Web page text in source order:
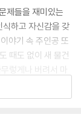
제들을 재미있는
하고 자신감을 갖
야기 속 주인공 또
때도 없이 새 물건
렇게나 버려서 마
. 아이들은 또비의
자신의 행동을 되